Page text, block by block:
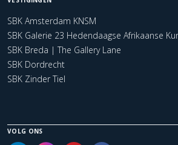
SBK Amsterdam KNSM
SBK Galerie 23 Hedendaagse Afrikaanse
SBK Breda | The Gallery Lane
SBK Dordrecht
SBK Zinder Tiel
VOLG ONS